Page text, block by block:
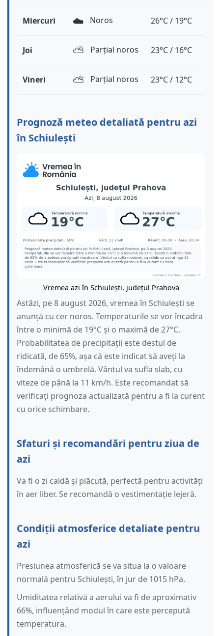
Miercuri ☁️ Noros 26°C / 19°C
Joi ⛅️ Parțial noros 23°C / 16°C
Vineri ⛅️ Parțial noros 23°C / 12°C
Prognoză meteo detaliată pentru azi
în Schiulești
Vremea azi în Schiulești, județul Prahova
Astăzi, pe 8 august 2026, vremea în Schiulești se
anunță cu cer noros. Temperaturile se vor încadra
între o minimă de 19°C și o maximă de 27°C.
Probabilitatea de precipitații este destul de
ridicată, de 65%, așa că este indicat să aveți la
îndemână o umbrelă. Vântul va sufla slab, cu
viteze de până la 11 km/h. Este recomandat să
verificați prognoza actualizată pentru a fi la curent
cu orice schimbare.
Sfaturi și recomandări pentru ziua de
azi
Va fi o zi caldă și plăcută, perfectă pentru activități
în aer liber. Se recomandă o vestimentație lejeră.
Condiții atmosferice detaliate pentru
azi
Presiunea atmosferică se va situa la o valoare
normală pentru Schiulești, în jur de 1015 hPa.
Umiditatea relativă a aerului va fi de aproximativ
66%, influențând modul în care este percepută
temperatura.